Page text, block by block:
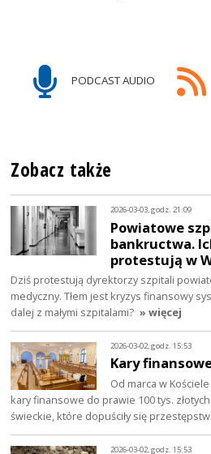
PODCAST AUDIO
Zobacz także
2026-03-03, godz. 21:09
Powiatowe
bankructwa.
protestują w
Dziś protestują dyrektorzy szpitali
medyczny. Tłem jest kryzys finansowy
dalej z małymi szpitalami? » więcej
2026-03-02, godz. 15:53
Kary
Od marca w
kary finansowe do prawie 100 tys.
świeckie, które dopuściły się
2026-03-02, godz. 15:53